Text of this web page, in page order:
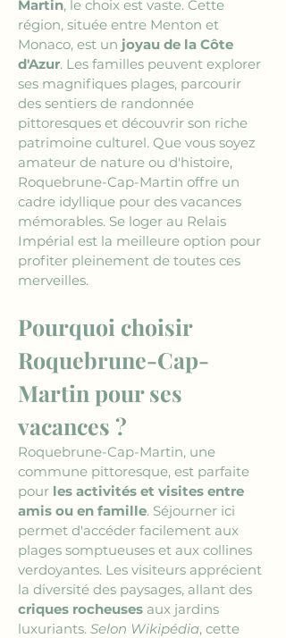
Martin, le choix est vaste. Cette
région, située entre Menton et
Monaco, est un joyau de la Côte
d'Azur. Les familles peuvent explorer
ses magnifiques plages, parcourir
des sentiers de randonnée
pittoresques et découvrir son riche
patrimoine culturel. Que vous soyez
amateur de nature ou d'histoire,
Roquebrune-Cap-Martin offre un
cadre idyllique pour des vacances
mémorables. Se loger au Relais
Impérial est la meilleure option pour
profiter pleinement de toutes ces
merveilles.
Pourquoi choisir
Roquebrune-Cap-
Martin pour ses
vacances ?
Roquebrune-Cap-Martin, une
commune pittoresque, est parfaite
pour les activités et visites entre
amis ou en famille. Séjourner ici
permet d'accéder facilement aux
plages somptueuses et aux collines
verdoyantes. Les visiteurs apprécient
la diversité des paysages, allant des
criques rocheuses aux jardins
luxuriants. Selon Wikipédia, cette